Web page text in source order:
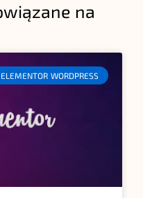
na
ELEMENTOR WORDPRESS